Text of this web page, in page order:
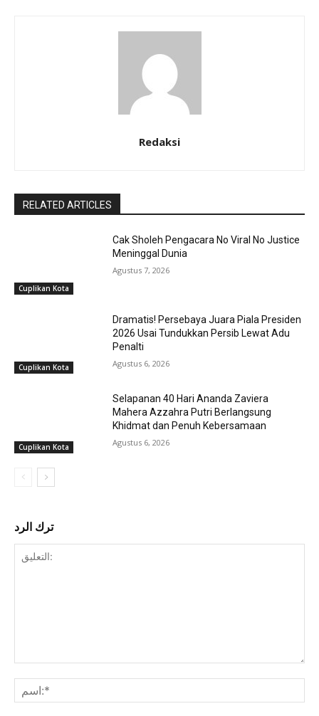
Redaksi
RELATED ARTICLES
Cuplikan Kota
Cak Sholeh Pengacara No Viral No Justice
Meninggal Dunia
Agustus 7, 2026
Cuplikan Kota
Dramatis! Persebaya Juara Piala Presiden
2026 Usai Tundukkan Persib Lewat Adu
Penalti
Agustus 6, 2026
Cuplikan Kota
Selapanan 40 Hari Ananda Zaviera
Mahera Azzahra Putri Berlangsung
Khidmat dan Penuh Kebersamaan
Agustus 6, 2026
ترك الرد